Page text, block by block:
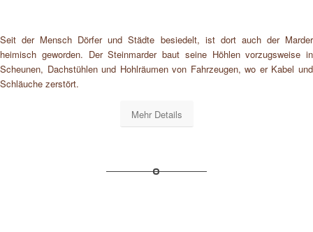
Seit der Mensch Dörfer und Städte besiedelt, ist dort auch der Marder
heimisch geworden. Der Steinmarder baut seine Höhlen vorzugsweise in
Scheunen, Dachstühlen und Hohlräumen von Fahrzeugen, wo er Kabel und
Schläuche zerstört.
Mehr Details